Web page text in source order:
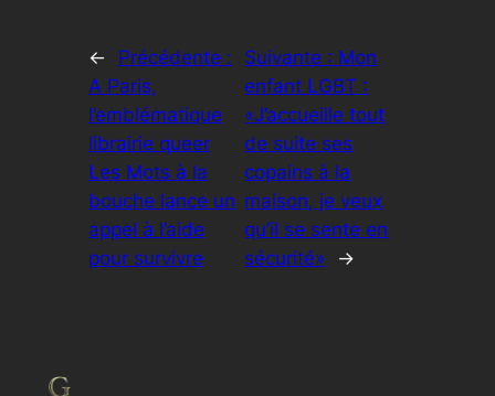
←
Précédente :
A Paris,
l’emblématique
librairie queer
Les Mots à la
bouche lance un
appel à l’aide
pour survivre
Suivante : Mon
enfant LGBT :
«J’accueille tout
de suite ses
copains à la
maison, je veux
qu’il se sente en
sécurité»
→